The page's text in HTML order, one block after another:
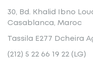
30, Bd. Khalid Ibno
Casablanca, Maroc
Tassila E277 Dcheira
(212) 5 22 66 19 22 (LG)